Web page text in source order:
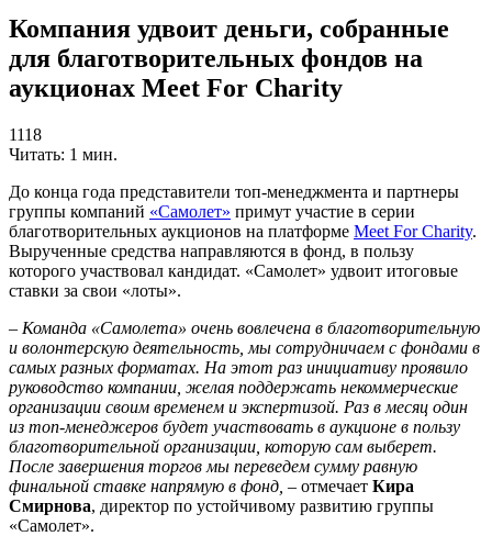
Компания удвоит деньги, собранные
для благотворительных фондов на
аукционах Meet For Charity
1118
Читать: 1 мин.
До конца года представители топ-менеджмента и партнеры
группы компаний «Самолет» примут участие в серии
благотворительных аукционов на платформе Meet For Charity.
Вырученные средства направляются в фонд, в пользу
которого участвовал кандидат. «Самолет» удвоит итоговые
ставки за свои «лоты».
– Команда «Самолета» очень вовлечена в благотворительную
и волонтерскую деятельность, мы сотрудничаем с фондами в
самых разных форматах. На этот раз инициативу проявило
руководство компании, желая поддержать некоммерческие
организации своим временем и экспертизой. Раз в месяц один
из топ-менеджеров будет участвовать в аукционе в пользу
благотворительной организации, которую сам выберет.
После завершения торгов мы переведем сумму равную
финальной ставке напрямую в фонд, – отмечает Кира
Смирнова, директор по устойчивому развитию группы
«Самолет».